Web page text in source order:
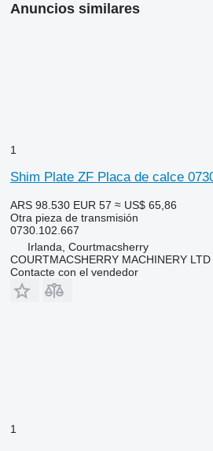
Anuncios similares
1
Shim Plate ZF Placa de calce
ARS 98.530 EUR 57 ≈ US$ 65,86
Otra pieza de transmisión
0730.102.667
Irlanda, Courtmacsherry
COURTMACSHERRY MACHINERY LTD
Contacte con el vendedor
1